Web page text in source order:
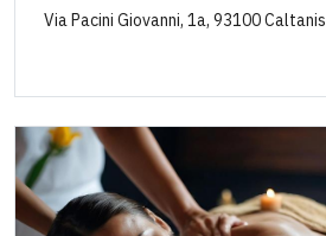
Via Pacini Giovanni, 1a, 93100